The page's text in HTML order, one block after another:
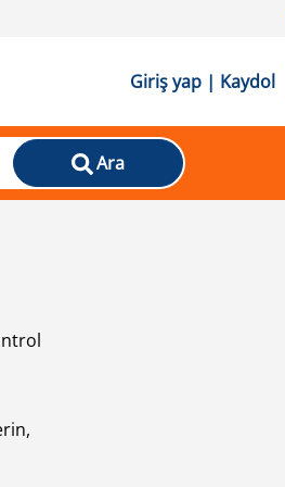
Giriş yap | Kaydol
Ara